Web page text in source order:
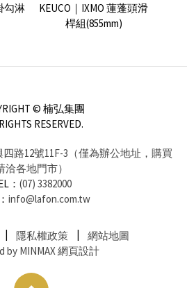
勾淋
KEUCO｜IXMO 蓮蓬頭滑
桿組(855mm)
© 楠弘集團
RESERVED.
路12號11F-3（僅為辦公地址，購買
洽各地門市）
： (07) 3382000
info@lafon.com.tw
隱私權政策
網站地圖
by MINMAX 網頁設計